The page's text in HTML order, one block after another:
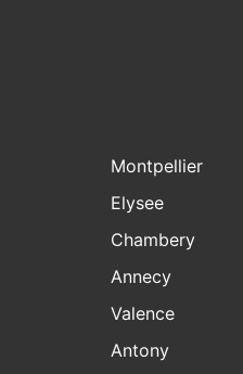
Montpellier
Elysee
Chambery
Annecy
Valence
Antony